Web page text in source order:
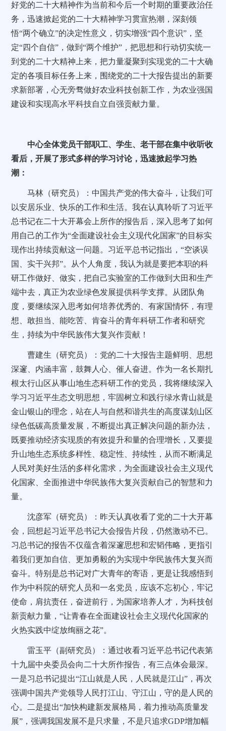
好党的二十大精神作为当前和今后一个时期的重要政治任
务，迅速掀起党的二十大精神学习贯宣热潮，深刻领
悟“两个确立”的决定性意义，切实增强“四个意识”，坚
定“四个自信”，做到“两个维护”，把思想和行动切实统一
到党的二十大精神上来，把力量凝聚到实现党的二十大确
定的各项目标任务上来，围绕党的二十大报告提出的新要
求新部署，心无旁骛做好农业科技创新工作，为农业强国
建设和实现高水平科技自立自强贡献力量。
中心全体党员干部职工、学生、老干部在集中收听收
看后，开展了形式多样的学习讨论，迅速掀起学习热
潮：
马林（研究员）：中国共产党的伟大奋斗，让我们可
以安居乐业、快乐的工作和生活。我在认真聆听了习近平
总书记在二十大开幕会上所作的报告后，深入思考了如何
用自己的工作为“全面建设社会主义现代化国家”的目标实
现作出持续贡献这一问题。习近平总书记指出，“空谈误
国、实干兴邦”。从个人角度，我认为就是要把本职的科
研工作做好、做实，把自己实验室的工作做到大田和生产
端中去，真正为农业绿色发展提供科学支撑。从团队角
度，要继续深入思考如何培养优秀的、有家国情怀，有理
想、敢担当、能吃苦、肯奋斗的青年科研工作者和研究
生，持续为中华民族伟大复兴作贡献！
曹建生（研究员）：党的二十大报告主题鲜明、思想
深邃、内涵丰富，鼓舞人心、催人奋进。作为一名长期扎
根太行山区从事山地生态科研工作的党员，我将继续深入
学习习近平生态文明思想，牢固树立和践行绿水青山就是
金山银山的理念，站在人与自然和谐共生的高度谋划山区
绿色低碳高质量发展，不断提出真正解决问题的新办法，
既要推动经济实现质的有效提升和量的合理增长，又要提
升山地生态系统多样性、稳定性、持续性，从而不断满足
人民对美好生活的多样化需求，为全面建设社会主义现代
化国家、全面推进中华民族伟大复兴贡献自己的智慧和力
量。
沈彦军（研究员）：昨天认真收看了党的二十大开幕
会，回想起习近平总书记大会报告片段，仍然激动不已。
习总书记的报告不仅蕴含着深邃思想和宏韬伟略，更指引
着我们更加自信、更加勇毅的为实现中华民族伟大复兴而
奋斗。特别是总书记对广大青年的寄语，更是让我感悟到
作为中科院的研究人员和一名党员，应该不忘初心，牢记
使命，肩抗责任，奋进前行，为国家培养人才，为科技创
新贡献力量，“让青春在全面建设社会主义现代化国家的
火热实践中绽放绚丽之花”。
雷玉平（副研究员）：通过收看习近平总书记代表第
十九届中央委员会向二十大所作报告，有三点体会最深。
一是习总书记提出“江山就是人民，人民就是江山”，再次
强调中国共产党领导人民打江山、守江山，守的是人民的
心。二是提出“加快构建新发展格局，着力推动高质量发
展”，强调我国发展不是只求量，不是只追求GDP增加幅